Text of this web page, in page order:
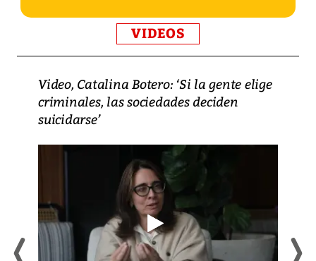
VIDEOS
Video, Catalina Botero: ‘Si la gente elige
criminales, las sociedades deciden
suicidarse’